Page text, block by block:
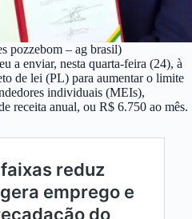
pozzebom – ag brasil)
a enviar, nesta quarta-feira (24), à
de lei (PL) para aumentar o limite
individuais (MEIs),
receita anual, ou R$ 6.750 ao mês.